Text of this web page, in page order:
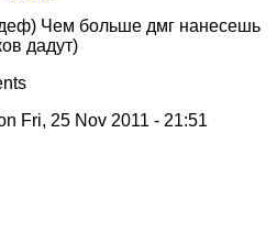
деф) Чем больше дмг нанесешь
дадут)
Fri, 25 Nov 2011 - 21:51